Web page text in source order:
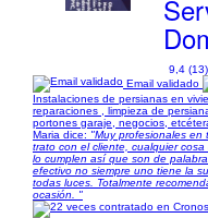
9,4 (13)
Email validado
Instalaciones de persianas en
reparaciones , limpieza de
portones garaje, negocios,
Maria dice: "Muy profesionales
trato con el cliente, cualquier
lo cumplen así que son de
efectivo no siempre uno tiene la
todas luces. Totalmente
ocasión. "